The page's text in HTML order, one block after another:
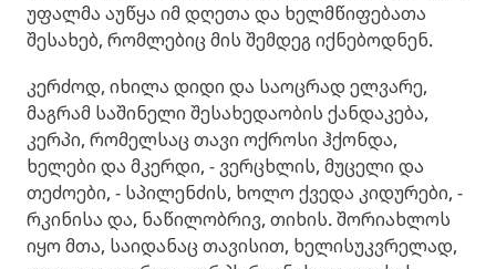
უფალმა აუწყა იმ დღეთა და ხელმწიფებათა
შესახებ, რომლებიც მის შემდეგ იქნებოდნენ.
კერძოდ, იხილა დიდი და საოცრად ელვარე,
მაგრამ საშინელი შესახედაობის ქანდაკება,
კერპი, რომელსაც თავი ოქროსი ჰქონდა,
ხელები და მკერდი, - ვერცხლის, მუცელი და
თეძოები, - სპილენძის, ხოლო ქვედა კიდურები, -
რკინისა და, ნაწილობრივ, თიხის. შორიახლოს
იყო მთა, საიდანაც თავისით, ხელისუკვრელად,